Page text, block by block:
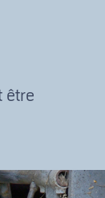
être